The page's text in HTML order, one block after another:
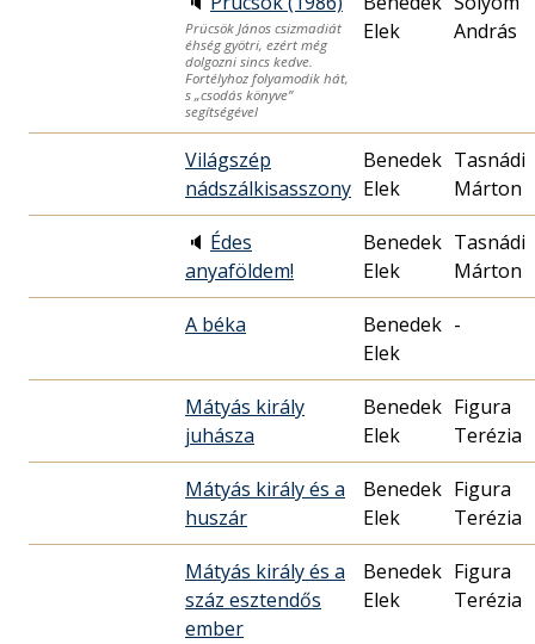
Prücsök János csizmadiát
éhség gyötri, ezért még
dolgozni sincs kedve.
Fortélyhoz folyamodik hát,
s „csodás könyve”
segítségével
Elek
András
Világszép
nádszálkisasszony
Benedek
Elek
Tasnádi
Márton
🔈 Édes
anyaföldem!
Benedek
Elek
Tasnádi
Márton
A béka
Benedek
Elek
-
Mátyás király
juhásza
Benedek
Elek
Figura
Terézia
Mátyás király és a
huszár
Benedek
Elek
Figura
Terézia
Mátyás király és a
száz esztendős
ember
Benedek
Elek
Figura
Terézia